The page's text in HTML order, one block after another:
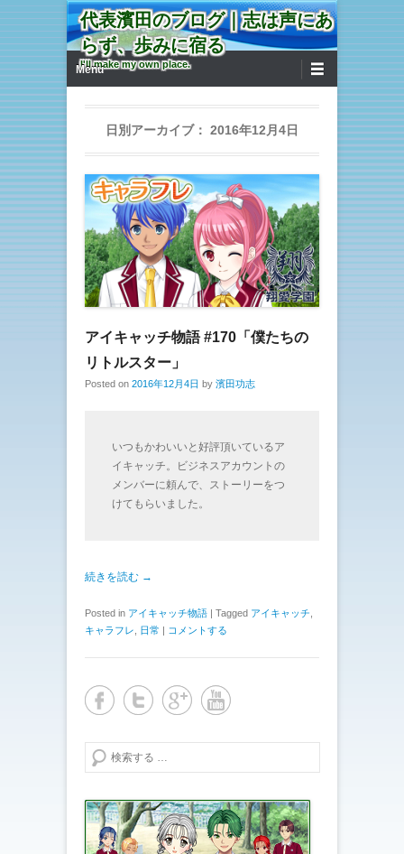
代表濱田のブログ｜志は声にあ
らず、歩みに宿る
I'll make my own place.
第1メニュー
コンテンツへ移動
Menu
日別アーカイブ： 2016年12月4日
アイキャッチ物語 #170「僕たちの
リトルスター」
Posted on 2016年12月4日 by 濱田功志
いつもかわいいと好評頂いているア
イキャッチ。ビジネスアカウントの
メンバーに頼んで、ストーリーをつ
けてもらいました。
続きを読む →
Posted in アイキャッチ物語 | Tagged アイキャッチ
キャラフレ
日常 | コメントする
検索する